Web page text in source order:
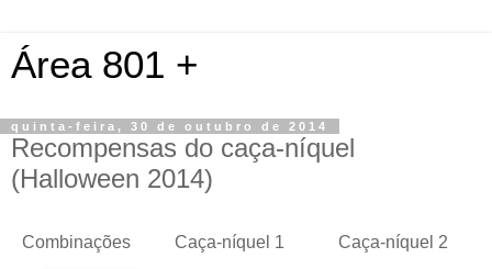
Área 801 +
quinta-feira, 30 de outubro de 2014
Recompensas do caça-níquel
(Halloween 2014)
Combinações Caça-níquel 1 Caça-níquel 2